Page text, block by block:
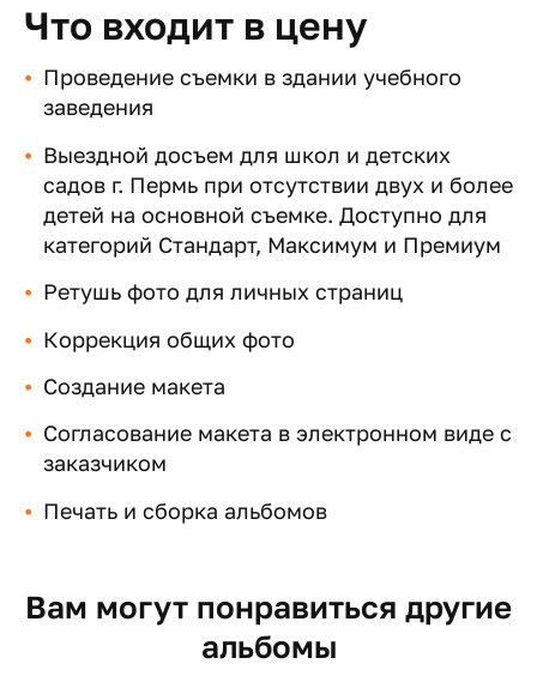
Что входит в цену
Проведение съемки в здании учебного
заведения
Выездной досъем для школ и детских
садов г. Пермь при отсутствии двух и более
детей на основной съемке. Доступно для
категорий Стандарт, Максимум и Премиум
Ретушь фото для личных страниц
Коррекция общих фото
Создание макета
Согласование макета в электронном виде с
заказчиком
Печать и сборка альбомов
Вам могут понравиться другие
альбомы